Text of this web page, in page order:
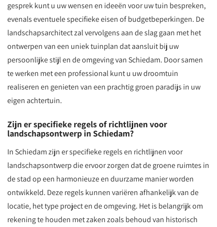
gesprek kunt u uw wensen en ideeën voor uw tuin bespreken,
evenals eventuele specifieke eisen of budgetbeperkingen. De
landschapsarchitect zal vervolgens aan de slag gaan met het
ontwerpen van een uniek tuinplan dat aansluit bij uw
persoonlijke stijl en de omgeving van Schiedam. Door samen
te werken met een professional kunt u uw droomtuin
realiseren en genieten van een prachtig groen paradijs in uw
eigen achtertuin.
Zijn er specifieke regels of richtlijnen voor
landschapsontwerp in Schiedam?
In Schiedam zijn er specifieke regels en richtlijnen voor
landschapsontwerp die ervoor zorgen dat de groene ruimtes in
de stad op een harmonieuze en duurzame manier worden
ontwikkeld. Deze regels kunnen variëren afhankelijk van de
locatie, het type project en de omgeving. Het is belangrijk om
rekening te houden met zaken zoals behoud van historisch